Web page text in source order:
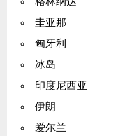
圭亚那
匈牙利
冰岛
印度尼西亚
伊朗
爱尔兰